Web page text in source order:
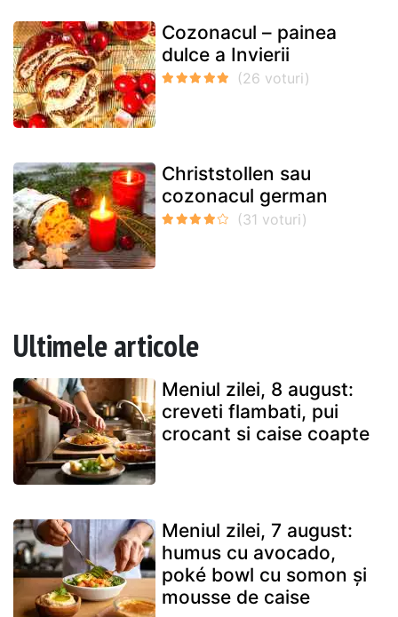
Cozonacul – painea
dulce a Invierii
Christstollen sau
cozonacul german
Ultimele articole
Meniul zilei, 8 august:
creveti flambati, pui
crocant si caise coapte
Meniul zilei, 7 august:
humus cu avocado,
poké bowl cu somon și
mousse de caise